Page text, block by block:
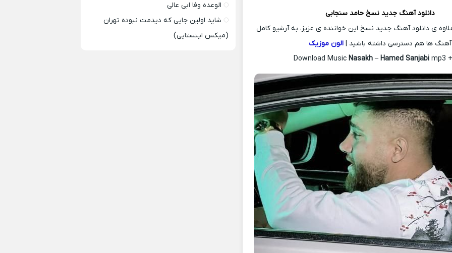
دانلود آهنگ جدیدنسخ حامد سنجابی
ی دانلود آهنگ جدید نسخ این خواننده ی عزیز، به آرشیو کامل
آهنگ ها هم دسترسی داشته باشید | الون موزیک
Download Music Nasakh– Hamed Sanjabimp3
الوعده وفا ابی عالی
شاید اولین جایی که دیدمت نبوده تهران
(میکس اینستایی)